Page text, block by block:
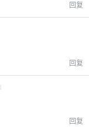
回复
回复
回复